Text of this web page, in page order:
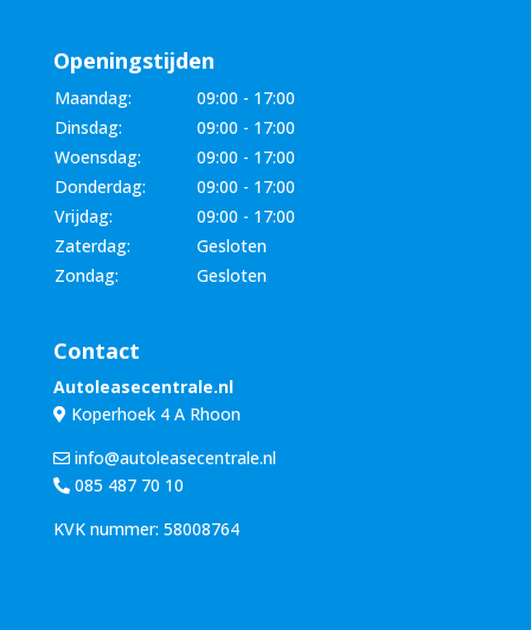
Openingstijden
Maandag:
09:00 - 17:00
Dinsdag:
09:00 - 17:00
Woensdag:
09:00 - 17:00
Donderdag:
09:00 - 17:00
Vrijdag:
09:00 - 17:00
Zaterdag:
Gesloten
Zondag:
Gesloten
Contact
Autoleasecentrale.nl
Koperhoek 4 A Rhoon
info@autoleasecentrale.nl
085 487 70 10
KVK nummer: 58008764